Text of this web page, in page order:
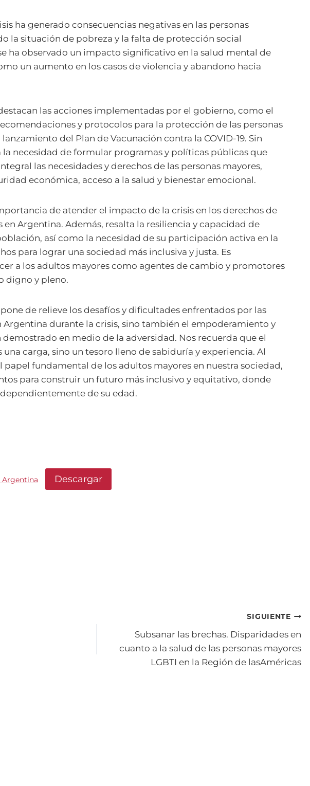
ha generado consecuencias negativas en las personas
la situación de pobreza y la falta de protección social
ha observado un impacto significativo en la salud mental de
un aumento en los casos de violencia y abandono hacia
las acciones implementadas por el gobierno, como el
y protocolos para la protección de las personas
del Plan de Vacunación contra la COVID-19. Sin
la necesidad de formular programas y políticas públicas que
las necesidades y derechos de las personas mayores,
económica, acceso a la salud y bienestar emocional.
de atender el impacto de la crisis en los derechos de
en Argentina. Además, resalta la resiliencia y capacidad de
así como la necesidad de su participación activa en la
para lograr una sociedad más inclusiva y justa. Es
a los adultos mayores como agentes de cambio y promotores
digno y pleno.
de relieve los desafíos y dificultades enfrentados por las
Argentina durante la crisis, sino también el empoderamiento y
demostrado en medio de la adversidad. Nos recuerda que el
carga, sino un tesoro lleno de sabiduría y experiencia. Al
papel fundamental de los adultos mayores en nuestra sociedad,
para construir un futuro más inclusivo y equitativo, donde
de su edad.
Argentina Descargar
SIGUIENTE
Subsanar las brechas. Disparidades en
cuanto a la salud de las personas mayores
LGBTI en la Región de lasAméricas